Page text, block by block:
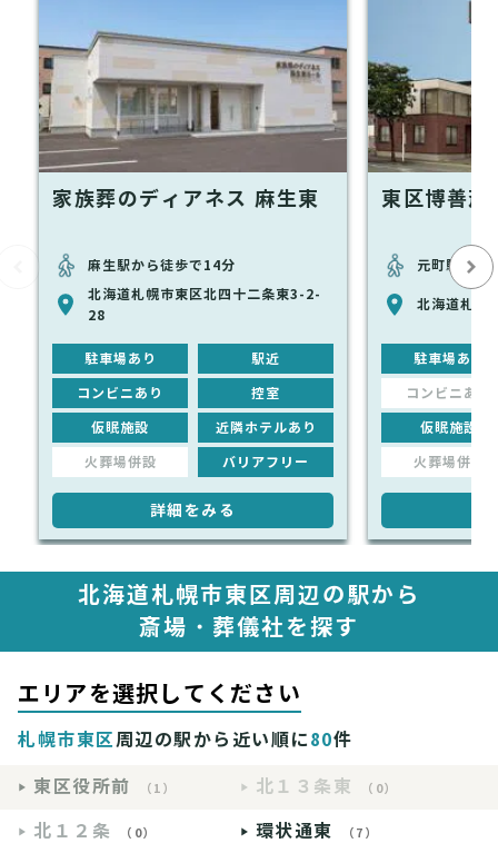
家族葬のディアネス 麻生東
麻生駅から徒歩で14分
北海道札幌市東区北四十二条東3-2-
28
駐車場あり 駅近
コンビニあり 控室
仮眠施設 近隣ホテルあり
火葬場併設 バリアフリー
詳細をみる
東区博善斎
元町駅から
北海道札幌
駐車場あり
コンビニあり
仮眠施設
火葬場併設
北海道札幌市東区周辺の駅から
斎場・葬儀社を探す
エリアを選択してください
札幌市東区周辺の駅から近い順に80件
東区役所前
（1） 北１３条東 （0）
北１２条 （0） 環状通東 （7）